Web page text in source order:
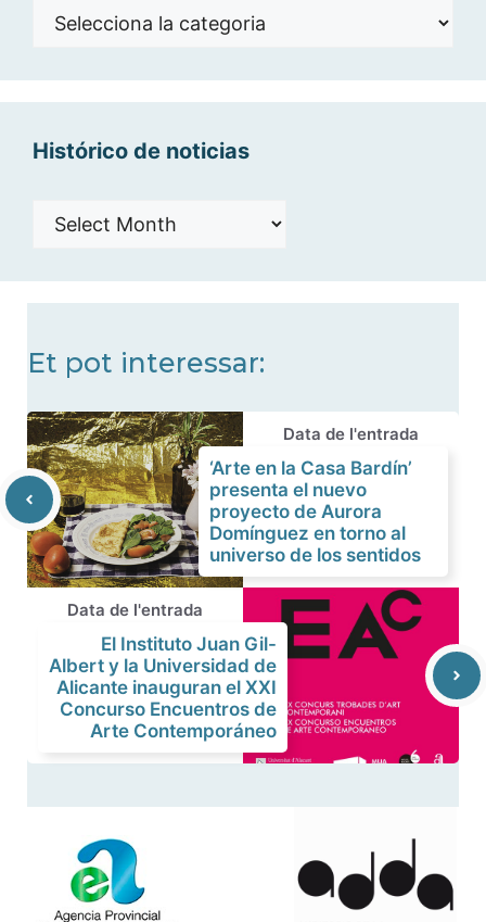
Noticias
Histórico de noticias
Histórico
Et pot interessar:
Data de l'entrada
‘Arte en la Casa Bardín’
presenta el nuevo
proyecto de Aurora
Domínguez en torno al
universo de los sentidos
Data de l'entrada
El Instituto Juan Gil-
Albert y la Universidad de
Alicante inauguran el XXI
Concurso Encuentros de
Arte Contemporáneo